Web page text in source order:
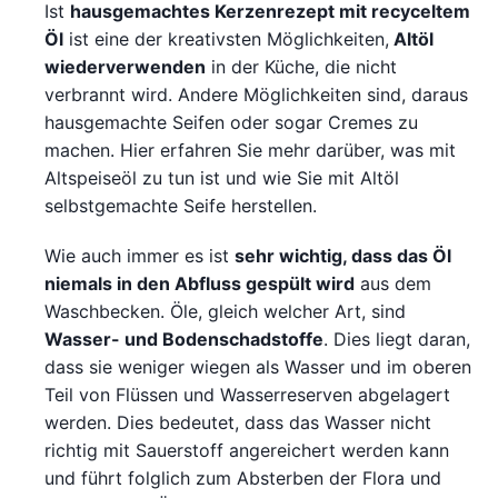
Ist hausgemachtes Kerzenrezept mit recyceltem
Öl ist eine der kreativsten Möglichkeiten, Altöl
wiederverwenden in der Küche, die nicht
verbrannt wird. Andere Möglichkeiten sind, daraus
hausgemachte Seifen oder sogar Cremes zu
machen. Hier erfahren Sie mehr darüber, was mit
Altspeiseöl zu tun ist und wie Sie mit Altöl
selbstgemachte Seife herstellen.
Wie auch immer es ist sehr wichtig, dass das Öl
niemals in den Abfluss gespült wird aus dem
Waschbecken. Öle, gleich welcher Art, sind
Wasser- und Bodenschadstoffe. Dies liegt daran,
dass sie weniger wiegen als Wasser und im oberen
Teil von Flüssen und Wasserreserven abgelagert
werden. Dies bedeutet, dass das Wasser nicht
richtig mit Sauerstoff angereichert werden kann
und führt folglich zum Absterben der Flora und